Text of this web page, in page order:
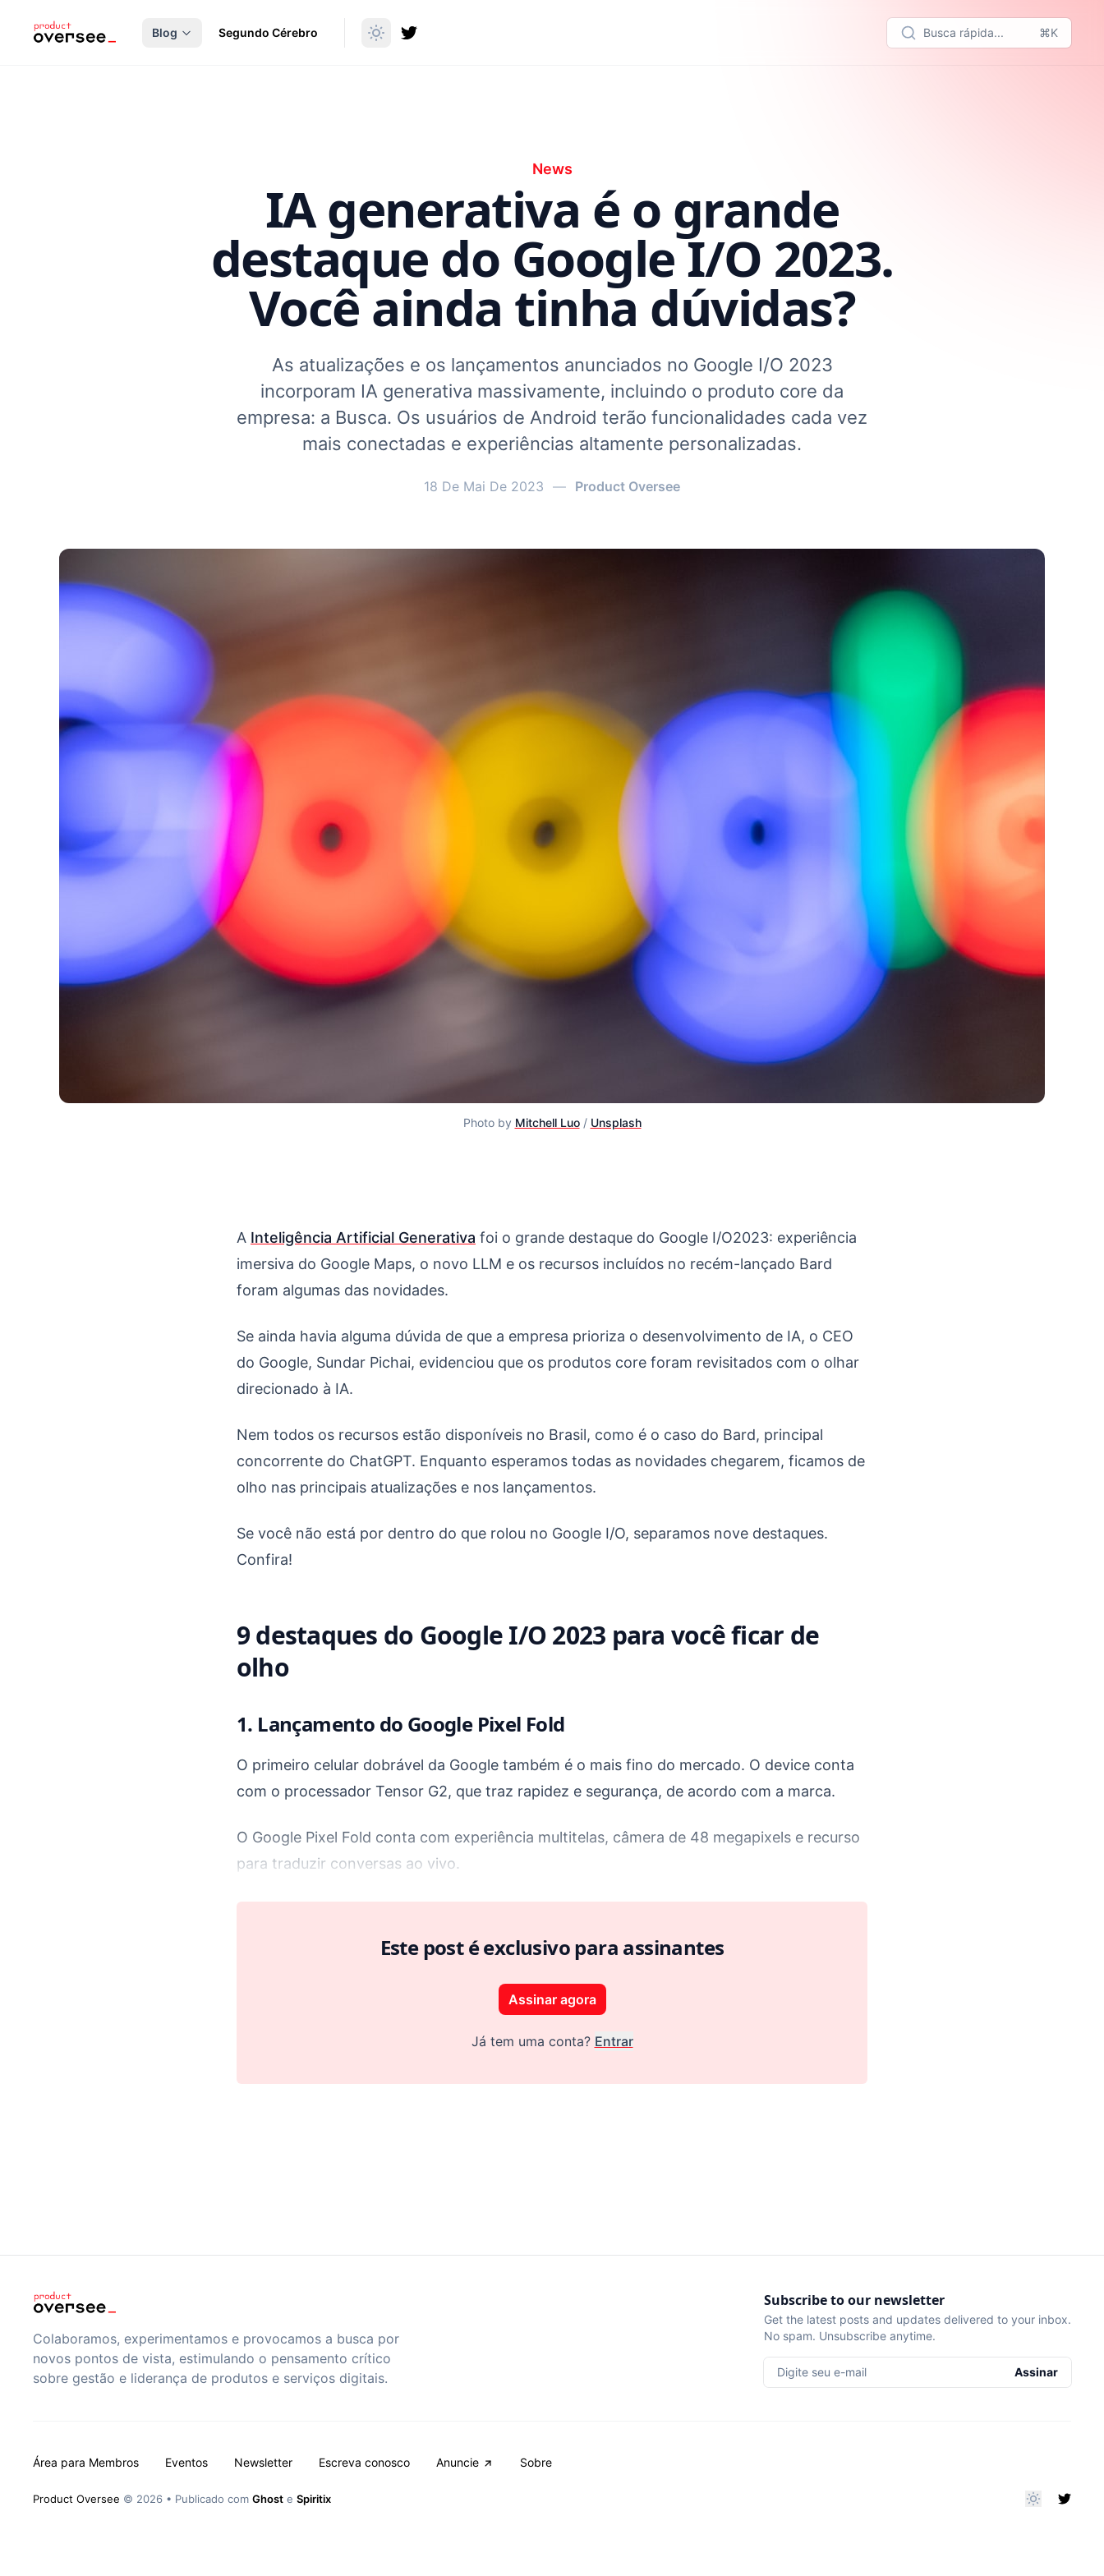
principal
Blog
Segundo Cérebro Busca rápida... ⌘K
News
IA generativa é o grande
destaque do Google I/O 2023.
Você ainda tinha dúvidas?
As atualizações e os lançamentos anunciados no Google I/O 2023
incorporam IA generativa massivamente, incluindo o produto core da
empresa: a Busca. Os usuários de Android terão funcionalidades cada vez
mais conectadas e experiências altamente personalizadas.
18 De Mai De 2023 — Product Oversee
Photo by Mitchell Luo/ Unsplash
IA generativa é o grande destaque do Google I/O 2023. Você ainda tinha dúvidas?
A Inteligência Artificial Generativa foi o grande destaque do Google I/O2023: experiência
imersiva do Google Maps, o novo LLM e os recursos incluídos no recém-lançado Bard
foram algumas das novidades.
Se ainda havia alguma dúvida de que a empresa prioriza o desenvolvimento de IA, o CEO
do Google, Sundar Pichai, evidenciou que os produtos core foram revisitados com o olhar
direcionado à IA.
Nem todos os recursos estão disponíveis no Brasil, como é o caso do Bard, principal
concorrente do ChatGPT. Enquanto esperamos todas as novidades chegarem, ficamos de
olho nas principais atualizações e nos lançamentos.
Se você não está por dentro do que rolou no Google I/O, separamos nove destaques.
Confira!
9 destaques do Google I/O 2023 para você ficar de
olho
1. Lançamento do Google Pixel Fold
O primeiro celular dobrável da Google também é o mais fino do mercado. O device conta
com o processador Tensor G2, que traz rapidez e segurança, de acordo com a marca.
O Google Pixel Fold conta com experiência multitelas, câmera de 48 megapixels e recurso
para traduzir conversas ao vivo.
Este post é exclusivo para assinantes
Assinar agora
Já tem uma conta? Entrar
Colaboramos, experimentamos e provocamos a busca por
novos pontos de vista, estimulando o pensamento crítico
sobre gestão e liderança de produtos e serviços digitais.
Subscribe to our newsletter
Get the latest posts and updates delivered to your inbox.
No spam. Unsubscribe anytime.
Digite seu e-mail Assinar
Área para Membros Eventos Newsletter Escreva conosco Anuncie Sobre
Product Oversee © 2026 • Publicado com Ghost e Spiritix